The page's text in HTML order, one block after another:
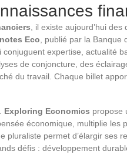
, il existe aujourd’hui des
Eco , publié par la Banque
expertise, actualité
de conjoncture, des
du travail. Chaque billet
Exploring Economics propose
économique, multiplie les
pluraliste permet d’élargir ses
défis : développement